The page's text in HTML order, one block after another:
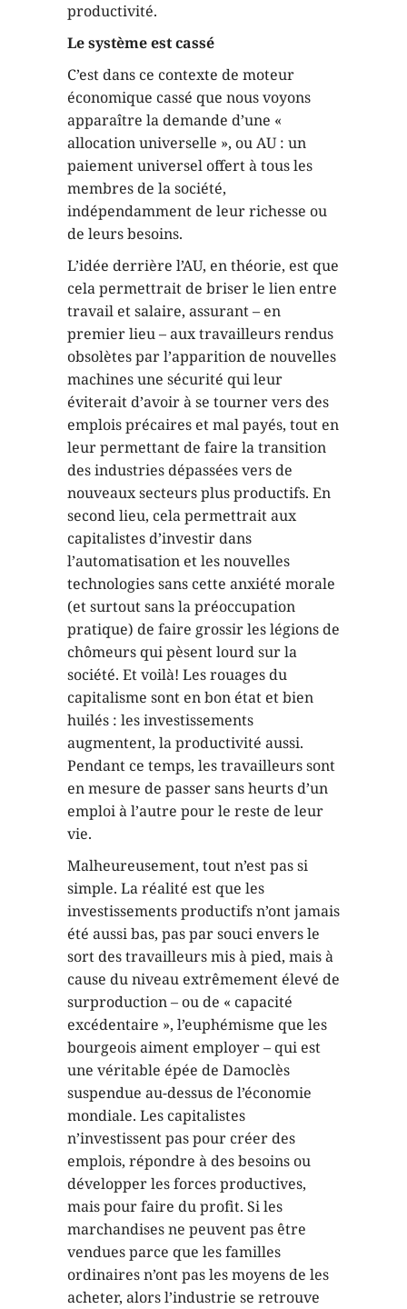
productivité.
Le système est cassé
C’est dans ce contexte de moteur
économique cassé que nous voyons
apparaître la demande d’une «
allocation universelle », ou AU : un
paiement universel offert à tous les
membres de la société,
indépendamment de leur richesse ou
de leurs besoins.
L’idée derrière l’AU, en théorie, est que
cela permettrait de briser le lien entre
travail et salaire, assurant – en
premier lieu – aux travailleurs rendus
obsolètes par l’apparition de nouvelles
machines une sécurité qui leur
éviterait d’avoir à se tourner vers des
emplois précaires et mal payés, tout en
leur permettant de faire la transition
des industries dépassées vers de
nouveaux secteurs plus productifs. En
second lieu, cela permettrait aux
capitalistes d’investir dans
l’automatisation et les nouvelles
technologies sans cette anxiété morale
(et surtout sans la préoccupation
pratique) de faire grossir les légions de
chômeurs qui pèsent lourd sur la
société. Et voilà! Les rouages du
capitalisme sont en bon état et bien
huilés : les investissements
augmentent, la productivité aussi.
Pendant ce temps, les travailleurs sont
en mesure de passer sans heurts d’un
emploi à l’autre pour le reste de leur
vie.
Malheureusement, tout n’est pas si
simple. La réalité est que les
investissements productifs n’ont jamais
été aussi bas, pas par souci envers le
sort des travailleurs mis à pied, mais à
cause du niveau extrêmement élevé de
surproduction – ou de « capacité
excédentaire », l’euphémisme que les
bourgeois aiment employer – qui est
une véritable épée de Damoclès
suspendue au-dessus de l’économie
mondiale. Les capitalistes
n’investissent pas pour créer des
emplois, répondre à des besoins ou
développer les forces productives,
mais pour faire du profit. Si les
marchandises ne peuvent pas être
vendues parce que les familles
ordinaires n’ont pas les moyens de les
acheter, alors l’industrie se retrouve